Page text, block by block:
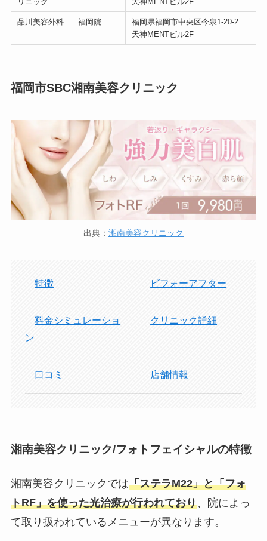
品川美容外科 福岡院
福岡県福岡市中央区今泉1-20-2
天神MENTビル2F
福岡市SBC湘南美容クリニック
出典： 湘南美容クリニック
特徴 ビフォーアフター
料金シミュレーショ
ン
クリニック詳細
口コミ 店舗情報
湘南美容クリニック/フォトフェイシャルの特徴
湘南美容クリニックでは「ステラM22」と「フォ
トRF」を使った光治療が行われており、院によっ
て取り扱われているメニューが異なります。